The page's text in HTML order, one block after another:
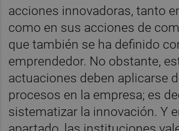
acciones innovadoras, tanto
como en sus acciones de
que también se ha definido
emprendedor. No obstante,
actuaciones deben aplicarse
procesos en la empresa; es
sistematizar la innovación. Y